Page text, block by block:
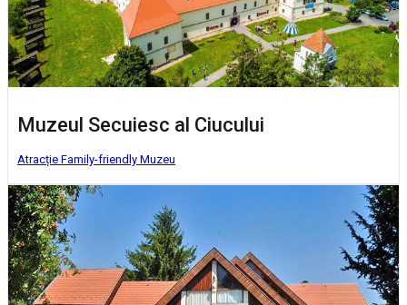
Muzeul Secuiesc al Ciucului
Atracție Family-friendly Muzeu